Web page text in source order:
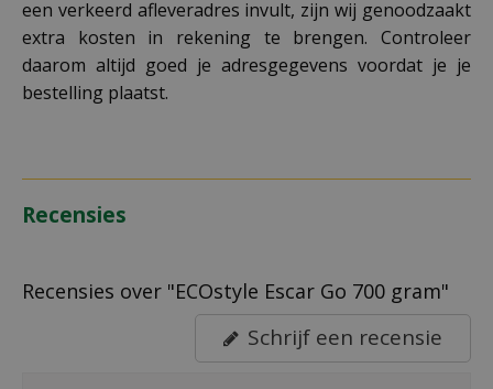
een verkeerd afleveradres invult, zijn wij genoodzaakt
extra kosten in rekening te brengen. Controleer
daarom altijd goed je adresgegevens voordat je je
bestelling plaatst.
Recensies
Recensies over "ECOstyle Escar Go 700 gram"
Schrijf een recensie